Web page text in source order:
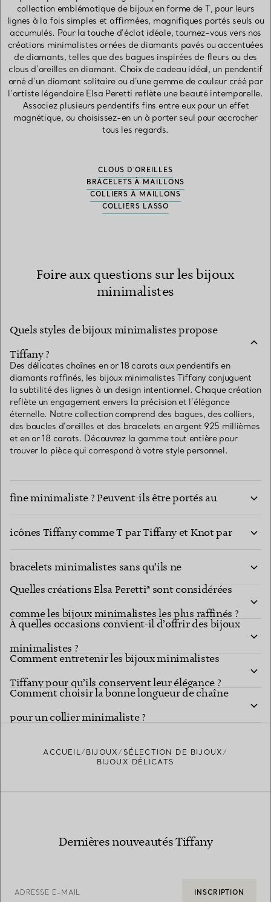
collection emblématique de bijoux en forme de T, pour leurs
lignes à la fois simples et affirmées, magnifiques portés seuls ou
accumulés. Pour la touche d’éclat idéale, tournez-vous vers nos
créations minimalistes ornées de diamants pavés ou accentuées
de diamants, telles que des bagues inspirées de fleurs ou des
clous d’oreilles en diamant. Choix de cadeau idéal, un pendentif
orné d’un diamant solitaire ou d’une gemme de couleur créé par
l’artiste légendaire Elsa Peretti reflète une beauté intemporelle.
Associez plusieurs pendentifs fins entre eux pour un effet
magnétique, ou choisissez-en un à porter seul pour accrocher
tous les regards.
CLOUS D’OREILLES
BRACELETS À MAILLONS
COLLIERS À MAILLONS
COLLIERS LASSO
Foire aux questions sur les bijoux
minimalistes
Quels styles de bijoux minimalistes propose
Tiffany ?
Des délicates chaînes en or 18 carats aux pendentifs en
diamants raffinés, les bijoux minimalistes Tiffany conjuguent
la subtilité des lignes à un design intentionnel. Chaque création
reflète un engagement envers la précision et l’élégance
éternelle. Notre collection comprend des bagues, des colliers,
des boucles d’oreilles et des bracelets en argent 925 millièmes
et en or 18 carats. Découvrez la gamme tout entière pour
trouver la pièce qui correspond à votre style personnel.
fine minimaliste ? Peuvent-ils être portés au
Quelles expressions minimalistes proposent les
icônes Tiffany comme T par Tiffany et Knot par
Comment puis-je superposer des colliers et des
bracelets minimalistes sans qu’ils ne
s’emmêlent ?
Quelles créations Elsa Peretti® sont considérées
comme les bijoux minimalistes les plus raffinés ?
À quelles occasions convient-il d’offrir des bijoux
minimalistes ?
Comment entretenir les bijoux minimalistes
Tiffany pour qu’ils conservent leur élégance ?
Comment choisir la bonne longueur de chaîne
pour un collier minimaliste ?
ACCUEIL BIJOUX
SÉLECTION DE BIJOUX
BIJOUX DÉLICATS
Dernières nouveautés Tiffany
ADRESSE E-MAIL INSCRIPTION